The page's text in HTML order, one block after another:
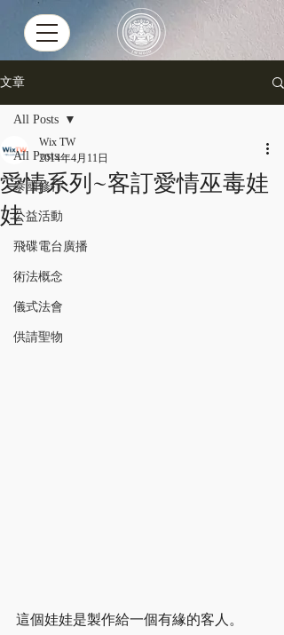
文章
All Posts
泰國修行
公益活動
飛碟電台廣播
術法概念
儀式法會
供請聖物
All Posts
愛情系列~客訂愛情巫毒娃
娃
Wix TW
2014年4月11日
這個娃娃是製作給一個有緣的客人。